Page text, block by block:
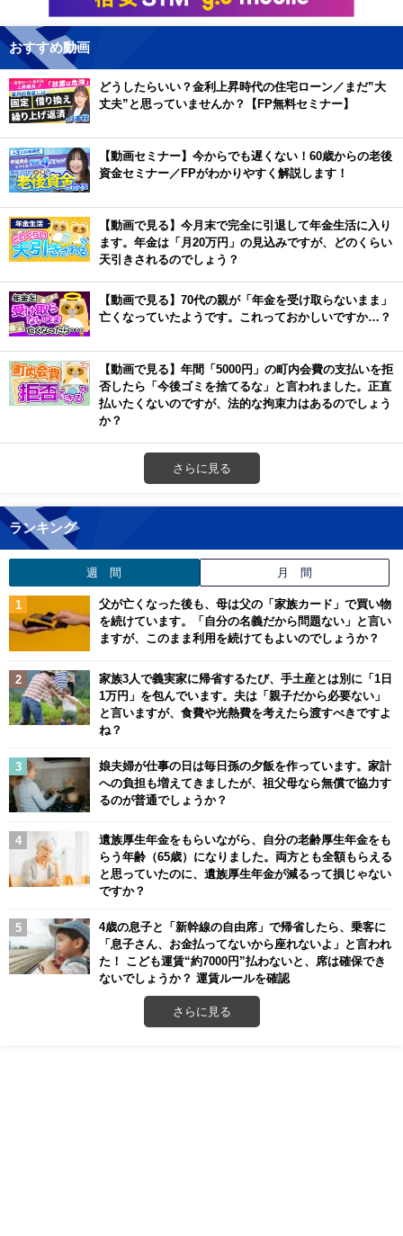
おすすめ動画
どうしたらいい？金利上昇時代の住宅ローン／まだ”大
丈夫”と思っていませんか？【FP無料セミナー】
【動画セミナー】今からでも遅くない！60歳からの老後
資金セミナー／FPがわかりやすく解説します！
【動画で見る】今月末で完全に引退して年金生活に入り
ます。年金は「月20万円」の見込みですが、どのくらい
天引きされるのでしょう？
【動画で見る】70代の親が「年金を受け取らないまま」
亡くなっていたようです。これっておかしいですか…？
【動画で見る】年間「5000円」の町内会費の支払いを拒
否したら「今後ゴミを捨てるな」と言われました。正直
払いたくないのですが、法的な拘束力はあるのでしょう
か？
さらに見る
ランキング
週 間 月 間
父が亡くなった後も、母は父の「家族カード」で買い物
を続けています。「自分の名義だから問題ない」と言い
ますが、このまま利用を続けてもよいのでしょうか？
家族3人で義実家に帰省するたび、手土産とは別に「1日
1万円」を包んでいます。夫は「親子だから必要ない」
と言いますが、食費や光熱費を考えたら渡すべきですよ
ね？
娘夫婦が仕事の日は毎日孫の夕飯を作っています。家計
への負担も増えてきましたが、祖父母なら無償で協力す
るのが普通でしょうか？
遺族厚生年金をもらいながら、自分の老齢厚生年金をも
らう年齢（65歳）になりました。両方とも全額もらえる
と思っていたのに、遺族厚生年金が減るって損じゃない
ですか？
4歳の息子と「新幹線の自由席」で帰省したら、乗客に
「息子さん、お金払ってないから座れないよ」と言われ
た！ こども運賃“約7000円”払わないと、席は確保でき
ないでしょうか？ 運賃ルールを確認
さらに見る